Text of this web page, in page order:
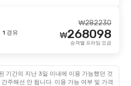
1 경유
282230
₩
268098
₩
승객별 프라임 요금
기간의 지난 3일 이내에 이용 가능했던 것
주해선 안 됩니다. 이용 가능 여부 및 가격